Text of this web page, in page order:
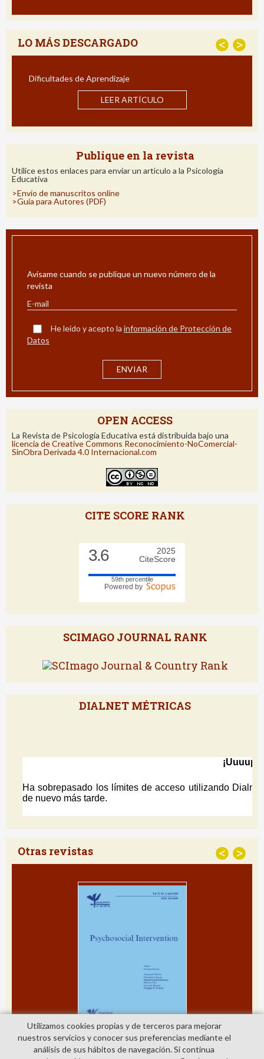
LO MÁS DESCARGADO < >
Estrategias para Mejorar la
Impacto de un Programa de
LEER ARTÍCULO
Publique en la revista
Utilice estos enlaces para enviar un articulo a la Psicología
Educativa
>Envío de manuscritos online
>Guía para Autores (PDF)
Avísame cuando se publique un nuevo número de la
revista
He leído y acepto la información de Protección de
Datos
OPEN ACCESS
La Revista de Psicología Educativa está distribuida bajo una
licencia de Creative Commons Reconocimiento-NoComercial-
SinObra Derivada 4.0 Internacional.com
CITE SCORE RANK
3.6
2025
CiteScore
59th percentile
Powered by
SCIMAGO JOURNAL RANK
DIALNET MÉTRICAS
Otras revistas < >
Utilizamos cookies propias y de terceros para mejorar
nuestros servicios y conocer sus preferencias mediante el
análisis de sus hábitos de navegación. Si continua